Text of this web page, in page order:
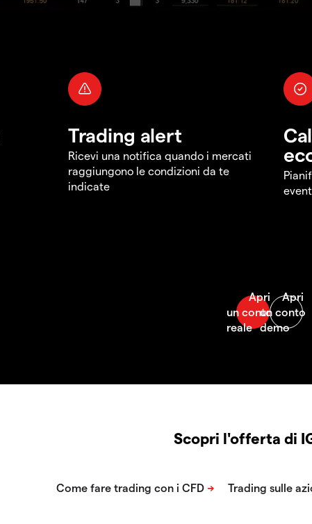
Trading alert
Ricevi una notifica quando i mercati
raggiungono le condizioni da te
indicate
Scopri l'offerta di